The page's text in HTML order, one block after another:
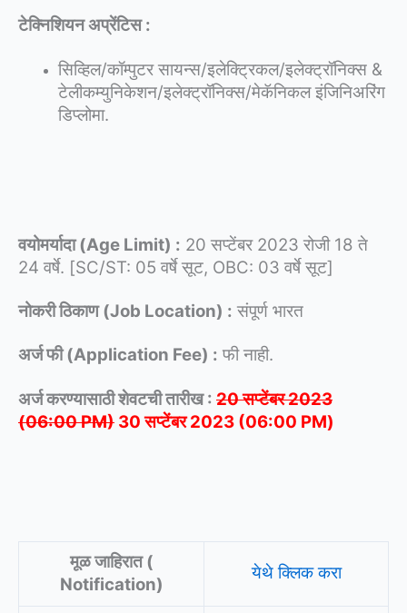
टेक्निशियन अप्रेंटिस :
सिव्हिल/कॉम्पुटर सायन्स/इलेक्ट्रिकल/इलेक्ट्रॉनिक्स &
टेलीकम्युनिकेशन/इलेक्ट्रॉनिक्स/मेकॅनिकल इंजिनिअरिंग
डिप्लोमा.
वयोमर्यादा (Age Limit) : 20 सप्टेंबर 2023 रोजी 18 ते
24 वर्षे. [SC/ST: 05 वर्षे सूट, OBC: 03 वर्षे सूट]
नोकरी ठिकाण (Job Location) : संपूर्ण भारत
अर्ज फी (Application Fee) : फी नाही.
अर्ज करण्यासाठी शेवटची तारीख : 20 सप्टेंबर 2023
(06:00 PM) 30 सप्टेंबर 2023 (06:00 PM)
मूळ जाहिरात (
Notification)
येथे क्लिक करा